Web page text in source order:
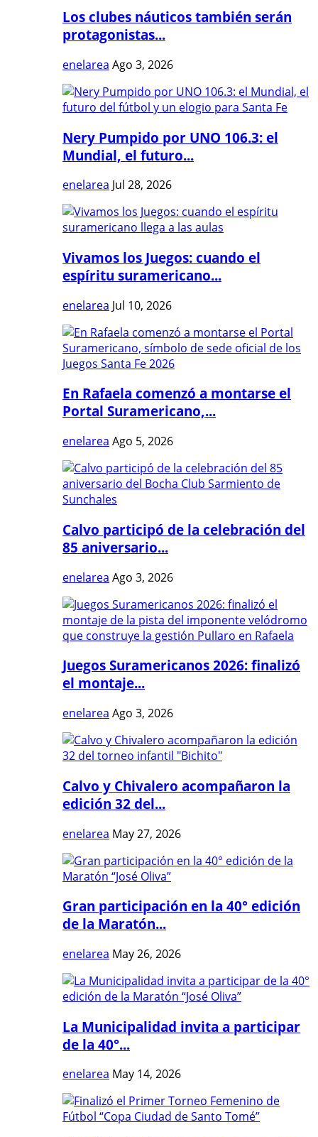
Los clubes náuticos también serán
protagonistas...
enelarea Ago 3, 2026
Nery Pumpido por UNO 106.3: el
Mundial, el futuro...
enelarea Jul 28, 2026
Vivamos los Juegos: cuando el
espíritu suramericano...
enelarea Jul 10, 2026
En Rafaela comenzó a montarse el
Portal Suramericano,...
enelarea Ago 5, 2026
Calvo participó de la celebración del
85 aniversario...
enelarea Ago 3, 2026
Juegos Suramericanos 2026: finalizó
el montaje...
enelarea Ago 3, 2026
Calvo y Chivalero acompañaron la
edición 32 del...
enelarea May 27, 2026
Gran participación en la 40° edición
de la Maratón...
enelarea May 26, 2026
La Municipalidad invita a participar
de la 40°...
enelarea May 14, 2026